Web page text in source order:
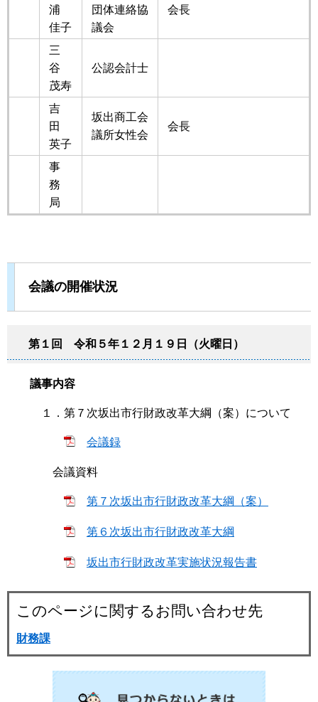
浦
佳子
団体連絡協
議会
会長
三
谷
茂寿
公認会計士
吉
田
英子
坂出商工会
議所女性会
会長
事
務
局
会議の開催状況
第１回 令和５年１２月１９日（火曜日）
議事内容
１．第７次坂出市行財政改革大綱（案）について
会議録
会議資料
第７次坂出市行財政改革大綱（案）
第６次坂出市行財政改革大綱
坂出市行財政改革実施状況報告書
このページに関するお問い合わせ先
財務課